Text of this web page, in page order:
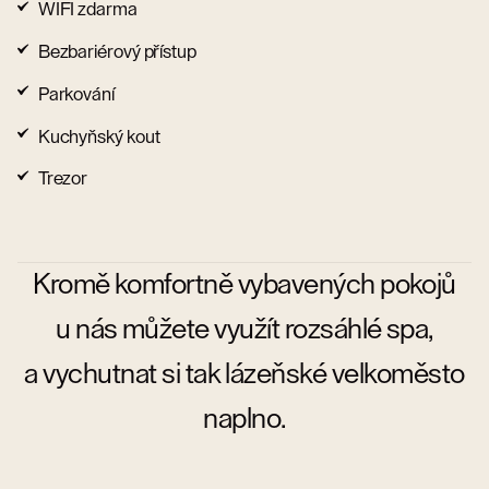
WIFI zdarma
Bezbariérový přístup
Parkování
Kuchyňský kout
Trezor
Kromě komfortně vybavených pokojů
u nás můžete využít rozsáhlé spa,
a vychutnat si tak lázeňské velkoměsto
naplno.